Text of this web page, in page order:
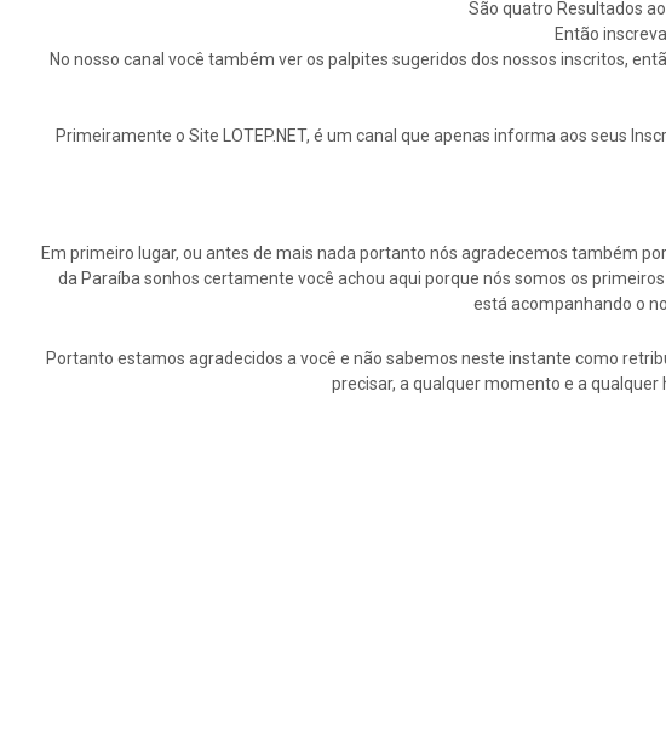
São quatro Resultados
Então
No nosso canal você também ver os palpites sugeridos dos nossos inscritos,
Primeiramente o Site LOTEP.NET, é um canal que apenas informa aos seus
Em primeiro lugar, ou antes de mais nada portanto nós agradecemos também
da Paraíba sonhos certamente você achou aqui porque nós somos os
está acompanhando o
Portanto estamos agradecidos a você e não sabemos neste instante como
precisar, a qualquer momento e a qualquer